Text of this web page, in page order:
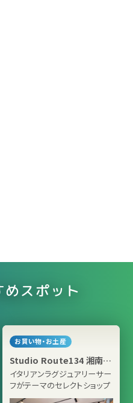
スポット
お買い物・お土産
Studio Route134 湘南江
ノ島店
イタリアンラグジュアリーサー
フがテーマのセレクトショップ